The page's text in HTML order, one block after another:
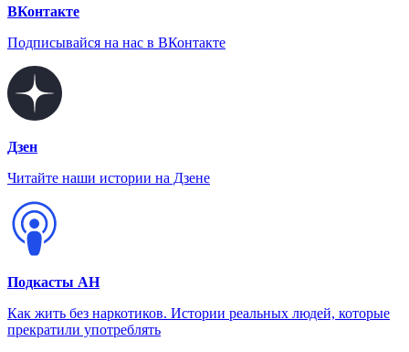
ВКонтакте
Подписывайся на нас в ВКонтакте
Дзен
Читайте наши истории на Дзене
Подкасты АН
Как жить без наркотиков. Истории реальных людей, которые
прекратили употреблять